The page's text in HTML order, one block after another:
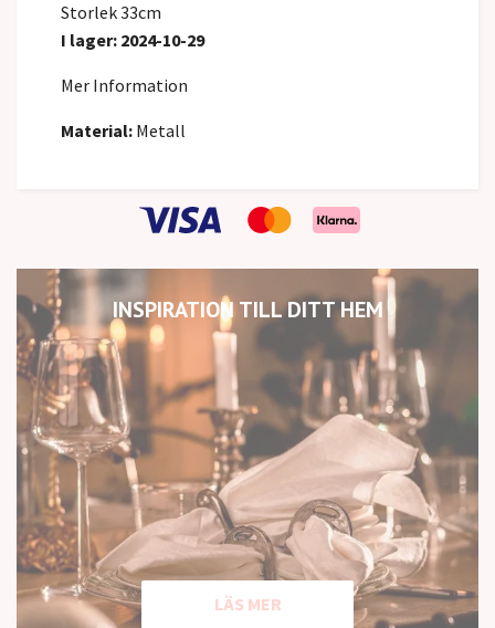
INSPIRATION TILL DITT HEM
LÄS MER
Storlek 33cm
I lager: 2024-10-29
Mer Information
Material: Metall